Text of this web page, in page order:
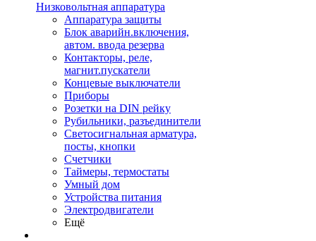
Низковольтная аппаратура
Аппаратура защиты
Блок аварийн.включения,
автом. ввода резерва
Контакторы, реле,
магнит.пускатели
Концевые выключатели
Приборы
Розетки на DIN рейку
Рубильники, разъединители
Светосигнальная арматура,
посты, кнопки
Счетчики
Таймеры, термостаты
Умный дом
Устройства питания
Электродвигатели
Ещё